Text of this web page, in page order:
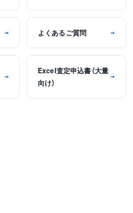
→ よくあるご質問 →
→
Excel査定申込書（大量
向け）
→